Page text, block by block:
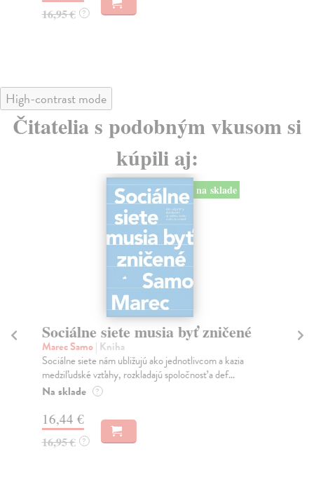
16,95 € ?
High-contrast mode
Čitatelia s podobným vkusom si
kúpili aj:
na sklade
Sociálne siete musia byť zničené
Marec Samo| Kniha
Sociálne siete nám ubližujú ako jednotlivcom a kazia
medziľudské vzťahy, rozkladajú spoločnosť a def...
Na sklade ?
16,44 €
16,95 € ?